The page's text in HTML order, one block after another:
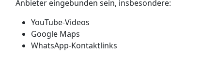
Anbieter eingebunden sein, insbesondere:
YouTube-Videos
Google Maps
WhatsApp-Kontaktlinks